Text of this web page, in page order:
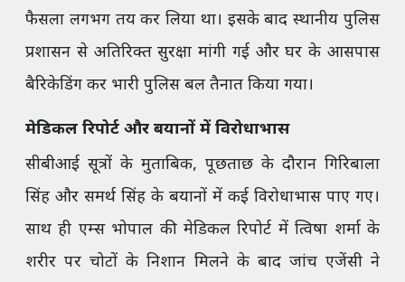
फैसला लगभग तय कर लिया था। इसके बाद स्थानीय पुलिस
प्रशासन से अतिरिक्त सुरक्षा मांगी गई और घर के आसपास
बैरिकेडिंग कर भारी पुलिस बल तैनात किया गया।
मेडिकल रिपोर्ट और बयानों में विरोधाभास
सीबीआई सूत्रों के मुताबिक, पूछताछ के दौरान गिरिबाला
सिंह और समर्थ सिंह के बयानों में कई विरोधाभास पाए गए।
साथ ही एम्स भोपाल की मेडिकल रिपोर्ट में त्विषा शर्मा के
शरीर पर चोटों के निशान मिलने के बाद जांच एजेंसी ने